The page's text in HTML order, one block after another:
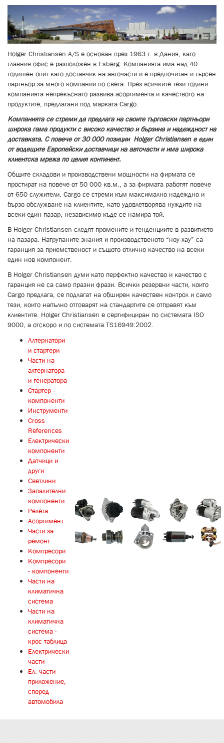
Holger Christiansen A/S е основан през 1963 г. в Дания, като
главния офис е разположен в Esberg. Компанията има над 40
годишен опит като доставчик на авточасти и е предпочитан и търсен
партньор за много компании по света. През всичките тези години
компанията непрекъснато развива асортимента и качеството на
продуктите, предлагани под марката Cargo.
Компанията се стреми да предлага на своите търговски партньори
широка гама продукти с високо качество и бързина и надеждност на
доставката. С повече от 30 000 позиции Holger Christiansen е един
от водещите Европейски доставчици на авточасти и има широка
клиентска мрежа по целия континент.
Общите складови и производствени мощности на фирмата се
простират на повече от 50 000 кв.м., а за фирмата работят повече
от 650 служители. Cargo се стреми към максимално надеждно и
бързо обслужване на клиентите, като удовлетворява нуждите на
всеки един пазар, независимо къде се намира той.
В Holger Christiansen следят промените и тенденциите в развитието
на пазара. Натрупаните знания и производственото “ноу-хау” са
гаранция за приемственост и същото отлично качество на всеки
един нов компонент.
В Holger Christiansen думи като перфектно качество и качество с
гаранция не са само празни фрази. Всички резервни части, които
Cargo предлага, се подлагат на обширен качествен контрол и само
тези, които напълно отговарят на стандартите се отправят към
клиентите. Holger Christiansen е сертифициран по системата ISO
9000, а отскоро и по системата TS16949:2002.
Алтернатори
и стартери
Части на
алтернатора
и генератора
Стартер -
компоненти
Инструменти
Cross
References
Електрически
компоненти
Датчици и
други
Светлини
Запалителни
компоненти
Релета
Асортимент
Части за
ремонт
Компресори
Компресори
- компоненти
Части на
климатична
система
Части на
климатична
система -
крос таблица
Електрически
части
Ел. части -
приложение,
според
автомобила